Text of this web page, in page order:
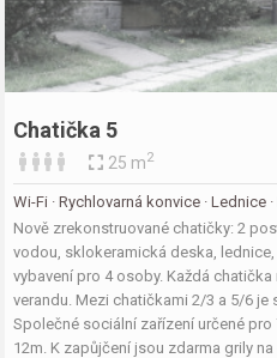
Chatička 5
25 m2
Wi-Fi · Rychlovarná konvice · Lednice
Nově zrekonstruované chatičky: 2
vodou, sklokeramická deska, lednice,
vybavení pro 4 osoby. Každá
verandu. Mezi chatičkami 2/3 a 5/6 je
Společné sociální zařízení určené
12m. K zapůjčení jsou zdarma grily na